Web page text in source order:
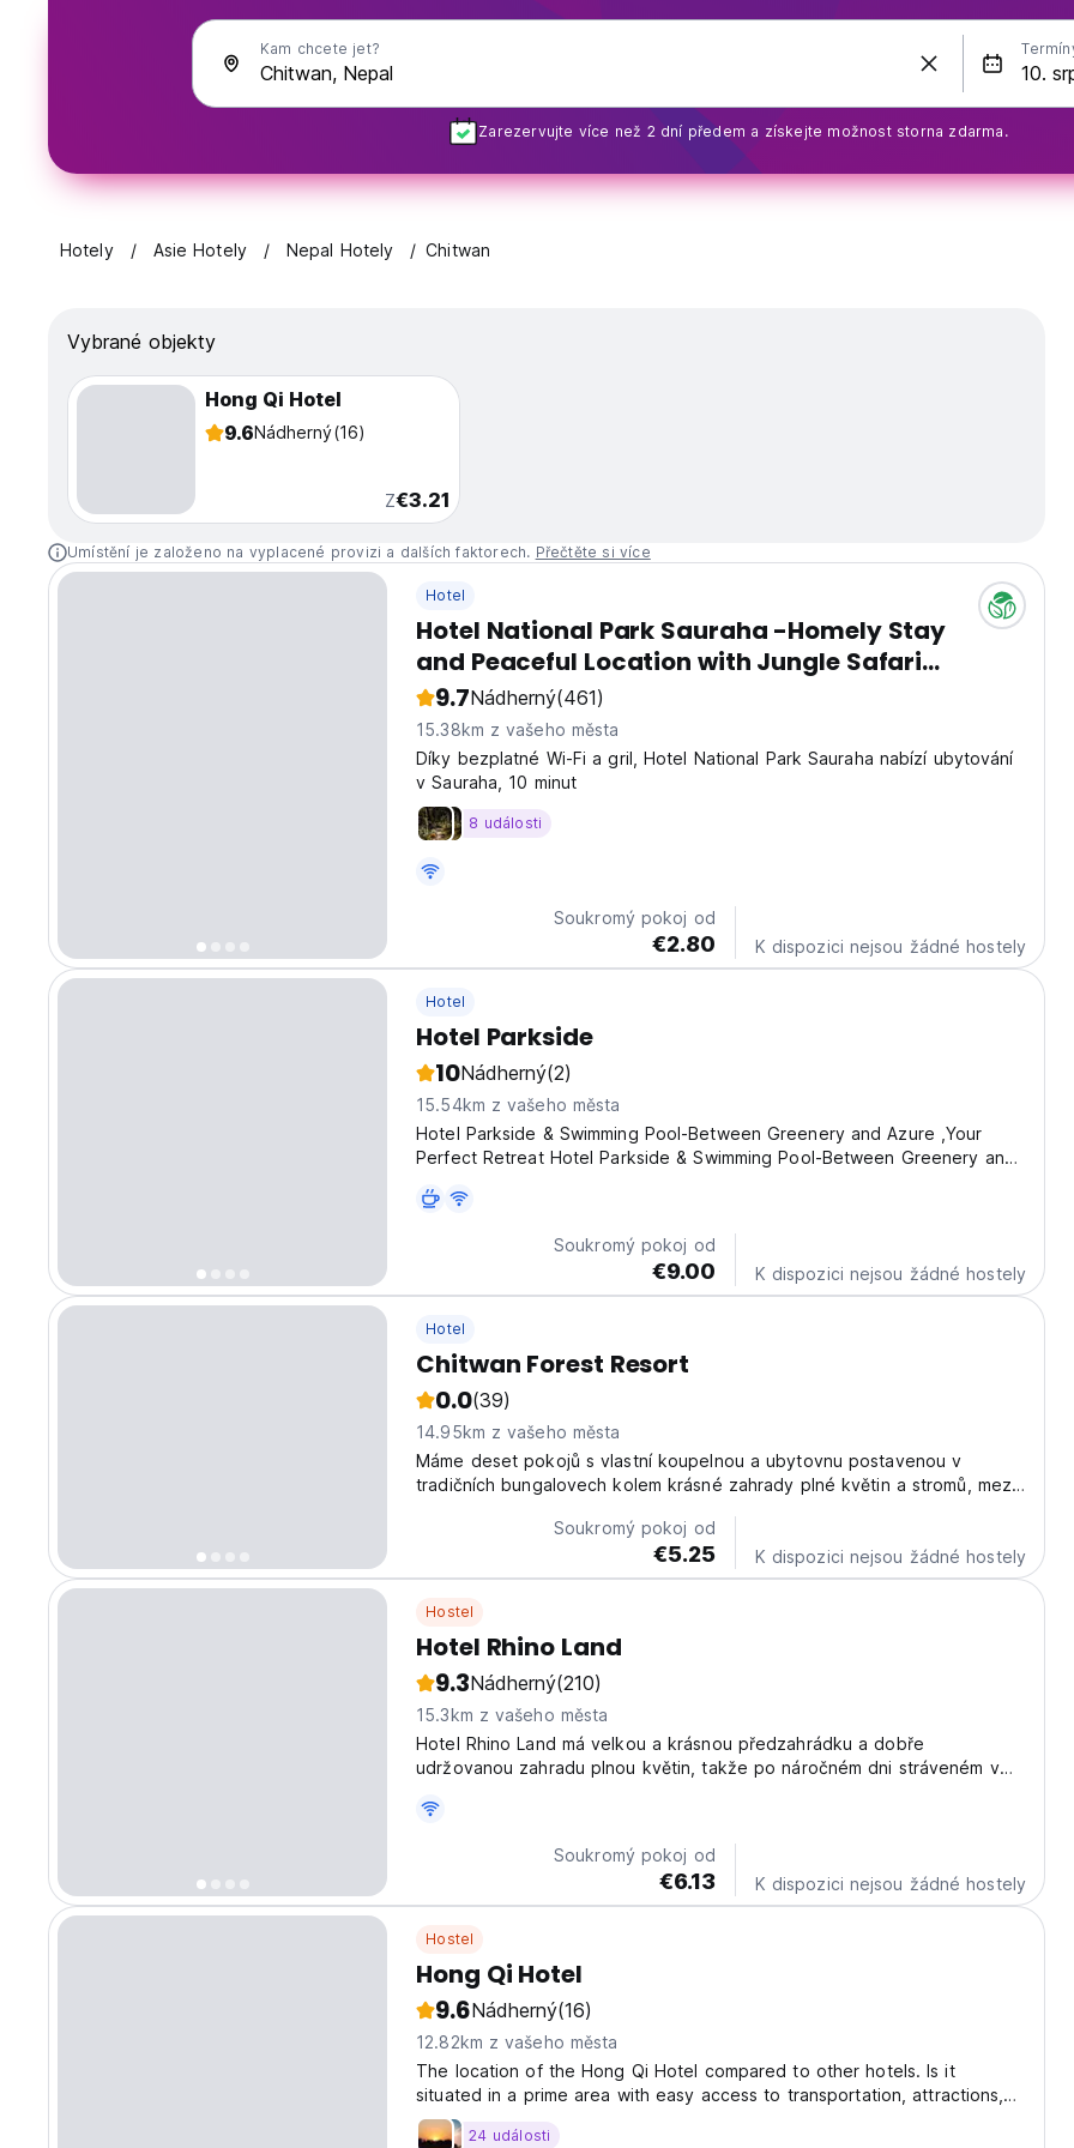
Kam chcete jet?
Zarezervujte více než 2 dní předem a získejte možnost storna zdarma.
Hotely Asie Hotely Nepal Hotely Chitwan
Vybrané objekty
Hong Qi Hotel
9.6Nádherný(16)
Z€3.21
Umístění je založeno na vyplacené provizi a dalších faktorech. Přečtěte si více
Hotel
Hotel National Park Sauraha -Homely Stay
and Peaceful Location with Jungle Safari
arrangements
9.7Nádherný(461)
15.38km z vašeho města
Díky bezplatné Wi-Fi a gril, Hotel National Park Sauraha nabízí ubytování
v Sauraha, 10 minut
8 události
Soukromý pokoj od
€2.80 K dispozici nejsou žádné hostely
Hotel
Hotel Parkside
10Nádherný(2)
15.54km z vašeho města
Hotel Parkside & Swimming Pool-Between Greenery and Azure ,Your
Perfect Retreat Hotel Parkside & Swimming Pool-Between Greenery and
the Chitwan National Park, located in Ratnanagar-6,...
Soukromý pokoj od
€9.00 K dispozici nejsou žádné hostely
Hotel
Chitwan Forest Resort
0.0(39)
14.95km z vašeho města
Máme deset pokojů s vlastní koupelnou a ubytovnu postavenou v
tradičních bungalovech kolem krásné zahrady plné květin a stromů, mezi
Soukromý pokoj od
€5.25 K dispozici nejsou žádné hostely
Hostel
Hotel Rhino Land
9.3Nádherný(210)
15.3km z vašeho města
Hotel Rhino Land má velkou a krásnou předzahrádku a dobře
udržovanou zahradu plnou květin, takže po náročném dni stráveném v
Soukromý pokoj od
€6.13 K dispozici nejsou žádné hostely
Hostel
Hong Qi Hotel
9.6Nádherný(16)
12.82km z vašeho města
The location of the Hong Qi Hotel compared to other hotels. Is it
situated in a prime area with easy access to transportation, attractions,
or business centers? Unique locations, such as being close to a historical
site or offering breathtaking views, can...
24 události